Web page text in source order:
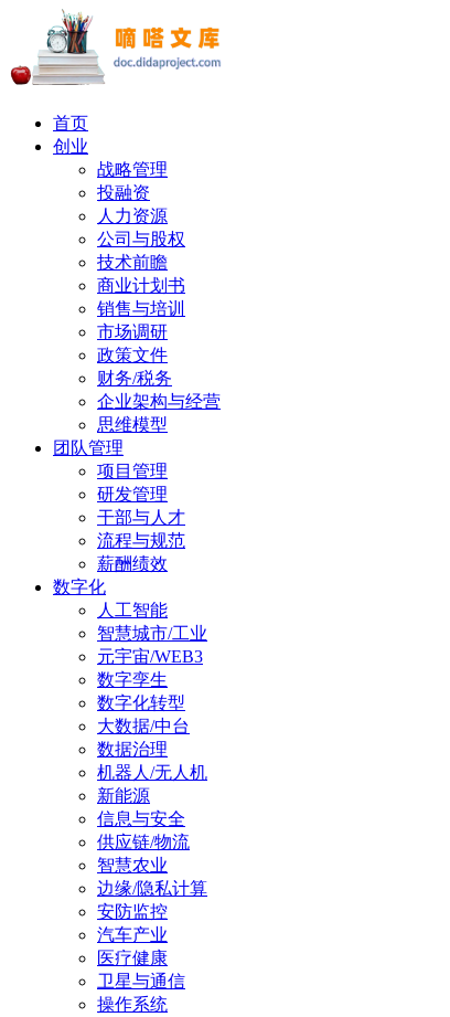
首页
创业
战略管理
投融资
人力资源
公司与股权
技术前瞻
商业计划书
销售与培训
市场调研
政策文件
财务/税务
企业架构与经营
思维模型
团队管理
项目管理
研发管理
干部与人才
流程与规范
薪酬绩效
数字化
人工智能
智慧城市/工业
元宇宙/WEB3
数字孪生
数字化转型
大数据/中台
数据治理
机器人/无人机
新能源
信息与安全
供应链/物流
智慧农业
边缘/隐私计算
安防监控
汽车产业
医疗健康
卫星与通信
操作系统